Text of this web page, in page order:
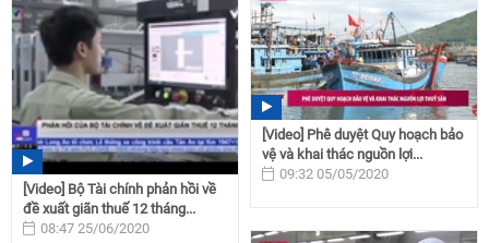
[Video] Bộ Tài chính phản hồi về
đề xuất giãn thuế 12 tháng...
08:47 25/06/2020
[Video] Phê duyệt Quy hoạch bảo
vệ và khai thác nguồn lợi...
09:32 05/05/2020